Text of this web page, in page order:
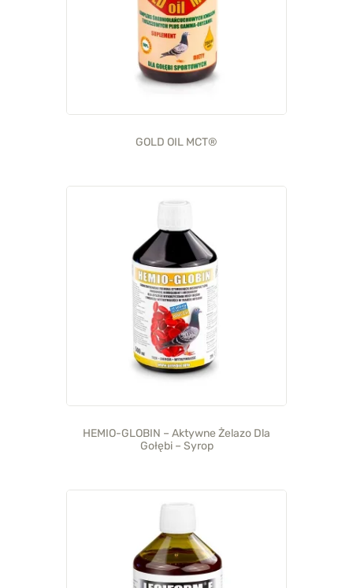
GOLD OIL MCT®
HEMIO-GLOBIN – Aktywne Żelazo Dla
Gołębi – Syrop